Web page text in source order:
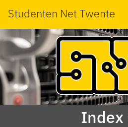
Studenten Net Twente
Index